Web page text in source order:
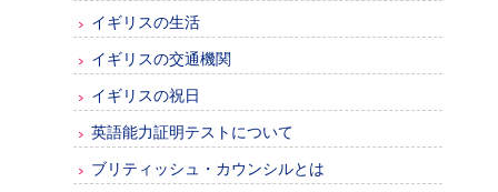
イギリスの生活
イギリスの交通機関
イギリスの祝日
英語能力証明テストについて
ブリティッシュ・カウンシルとは